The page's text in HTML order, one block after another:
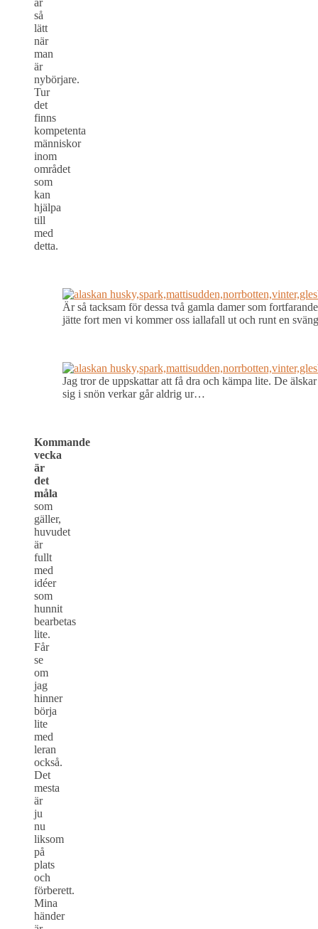
så
lätt
när
man
är
nybörjare.
Tur
det
finns
kompetenta
människor
inom
området
som
kan
hjälpa
till
med
detta.
Är så tacksam för dessa två gamla damer som
jätte fort men vi kommer oss iallafall ut och runt en
Jag tror de uppskattar att få dra och kämpa lite. De
sig i snön verkar går aldrig ur…
Kommande
vecka
är
det
måla
som
gäller,
huvudet
är
fullt
med
idéer
som
hunnit
bearbetas
lite.
Får
se
om
jag
hinner
börja
lite
med
leran
också.
Det
mesta
är
ju
nu
liksom
på
plats
och
förberett.
Mina
händer